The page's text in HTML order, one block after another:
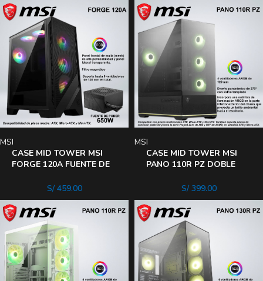
CASE MID TOWER MSI
FORGE 120A FUENTE DE
MSI
S/459.00
CASE MID TOWER MSI
PANO 110R PZ DOBLE
TEMPLADO BLACK
MSI
S/399.00